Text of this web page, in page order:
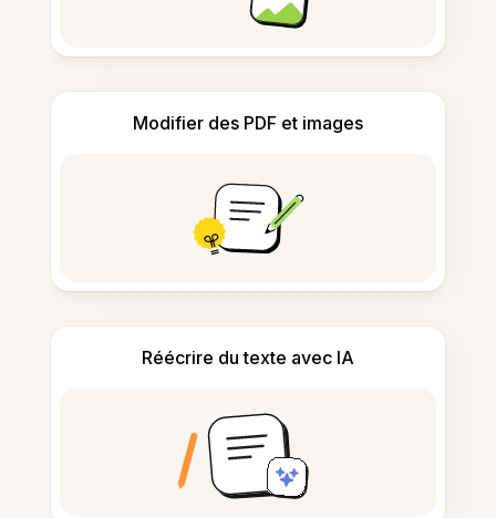
Modifier des PDF et images
Réécrire du texte avec IA